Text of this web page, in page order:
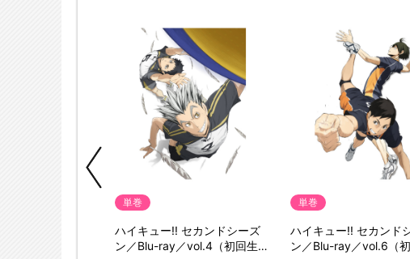
単巻
ハイキュー!! セカンドシーズ
ン／Blu-ray／vol.4（初回生産
単巻
ハイキュー!! セカンド
ン／Blu-ray／vol.6（